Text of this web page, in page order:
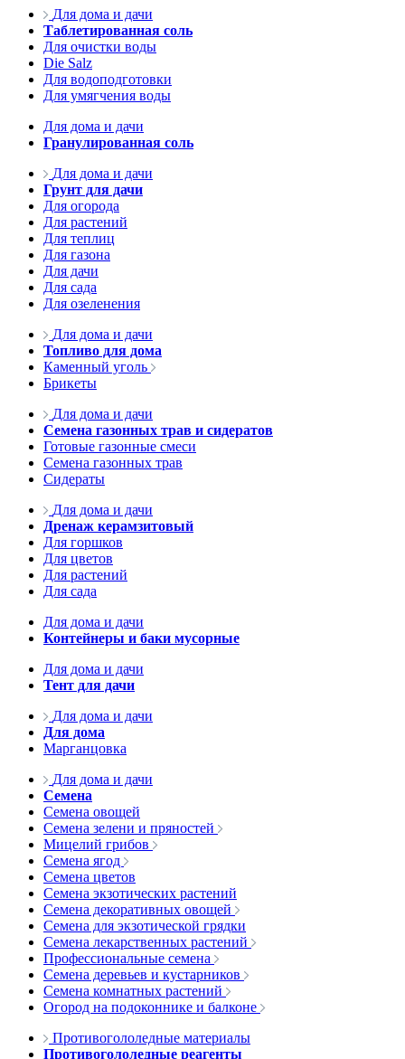
Для дома и дачи
Таблетированная соль
Для очистки воды
Die Salz
Для водоподготовки
Для умягчения воды
Для дома и дачи
Гранулированная соль
Для дома и дачи
Грунт для дачи
Для огорода
Для растений
Для теплиц
Для газона
Для дачи
Для сада
Для озеленения
Для дома и дачи
Топливо для дома
Каменный уголь
Брикеты
Для дома и дачи
Семена газонных трав и сидератов
Готовые газонные смеси
Семена газонных трав
Сидераты
Для дома и дачи
Дренаж керамзитовый
Для горшков
Для цветов
Для растений
Для сада
Для дома и дачи
Контейнеры и баки мусорные
Для дома и дачи
Тент для дачи
Для дома и дачи
Для дома
Марганцовка
Для дома и дачи
Семена
Семена овощей
Семена зелени и пряностей
Мицелий грибов
Семена ягод
Семена цветов
Семена экзотических растений
Семена декоративных овощей
Семена для экзотической грядки
Семена лекарственных растений
Профессиональные семена
Семена деревьев и кустарников
Семена комнатных растений
Огород на подоконнике и балконе
Противогололедные материалы
Противогололедные реагенты